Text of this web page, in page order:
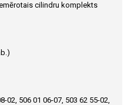
cilindru komplekts
02, 506 01 06-07, 503 62 55-02,